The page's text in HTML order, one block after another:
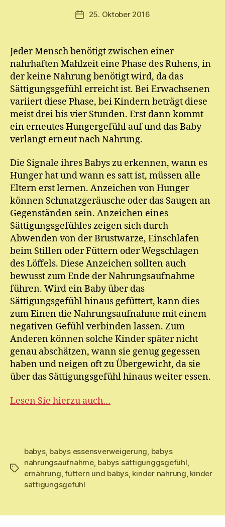
Beitragsautor
m
ic
h
el
Veröffentlichungsdatum
25. Oktober 2016
Jeder Mensch benötigt zwischen einer
nahrhaften Mahlzeit eine Phase des Ruhens, in
der keine Nahrung benötigt wird, da das
Sättigungsgefühl erreicht ist. Bei Erwachsenen
variiert diese Phase, bei Kindern beträgt diese
meist drei bis vier Stunden. Erst dann kommt
ein erneutes Hungergefühl auf und das Baby
verlangt erneut nach Nahrung.
Die Signale ihres Babys zu erkennen, wann es
Hunger hat und wann es satt ist, müssen alle
Eltern erst lernen. Anzeichen von Hunger
können Schmatzgeräusche oder das Saugen an
Gegenständen sein. Anzeichen eines
Sättigungsgefühles zeigen sich durch
Abwenden von der Brustwarze, Einschlafen
beim Stillen oder Füttern oder Wegschlagen
des Löffels. Diese Anzeichen sollten auch
bewusst zum Ende der Nahrungsaufnahme
führen. Wird ein Baby über das
Sättigungsgefühl hinaus gefüttert, kann dies
zum Einen die Nahrungsaufnahme mit einem
negativen Gefühl verbinden lassen. Zum
Anderen können solche Kinder später nicht
genau abschätzen, wann sie genug gegessen
haben und neigen oft zu Übergewicht, da sie
über das Sättigungsgefühl hinaus weiter essen.
Lesen Sie hierzu auch…
Schlagwörter
babys, babys essensverweigerung, babys
nahrungsaufnahme, babys sättigunggsgefühl,
ernährung,füttern und babys, kinder nahrung, kinder
sättigungsgefühl